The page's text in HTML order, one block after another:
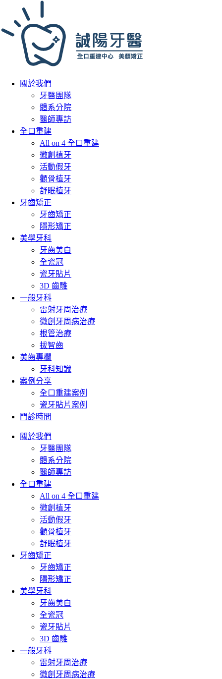
關於我們
牙醫團隊
體系分院
醫師專訪
全口重建
All on 4 全口重建
微創植牙
活動假牙
顴骨植牙
舒眠植牙
牙齒矯正
牙齒矯正
隱形矯正
美學牙科
牙齒美白
全瓷冠
瓷牙貼片
3D 齒雕
一般牙科
雷射牙周治療
微創牙周病治療
根管治療
拔智齒
美齒專欄
牙科知識
案例分享
全口重建案例
瓷牙貼片案例
門診時間
關於我們
牙醫團隊
體系分院
醫師專訪
全口重建
All on 4 全口重建
微創植牙
活動假牙
顴骨植牙
舒眠植牙
牙齒矯正
牙齒矯正
隱形矯正
美學牙科
牙齒美白
全瓷冠
瓷牙貼片
3D 齒雕
一般牙科
雷射牙周治療
微創牙周病治療